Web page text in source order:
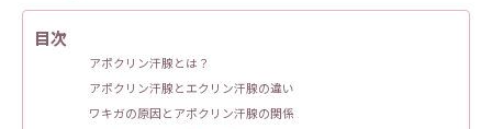
目次
アポクリン汗腺とは？
アポクリン汗腺とエクリン汗腺の違い
ワキガの原因とアポクリン汗腺の関係